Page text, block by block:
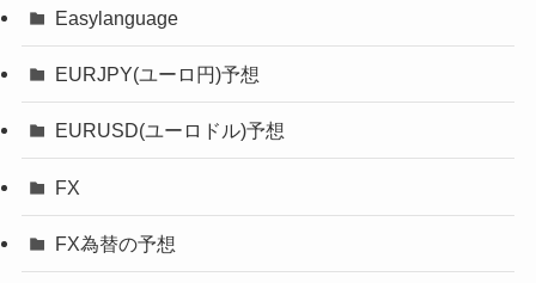
Easylanguage
EURJPY(ユーロ円)予想
EURUSD(ユーロドル)予想
FX
FX為替の予想